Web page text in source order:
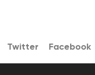
Twitter Facebook